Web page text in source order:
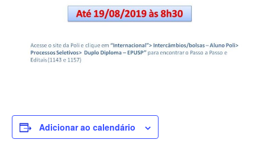
Adicionar ao calendário